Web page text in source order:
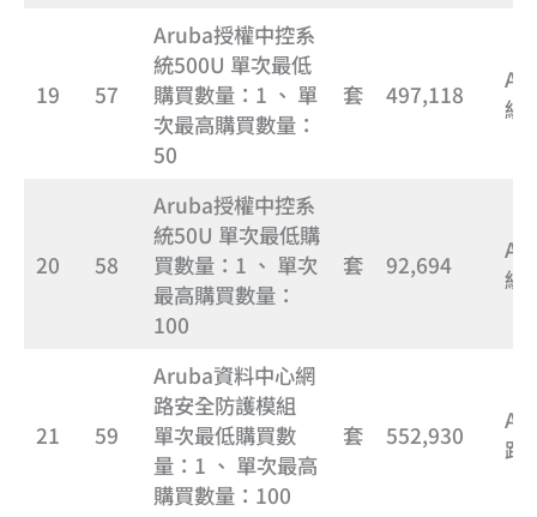
19 57
Aruba授權中控系
統500U 單次最低
購買數量：1 、 單
次最高購買數量：
50
套 497,118
統
20 58
Aruba授權中控系
統50U 單次最低購
買數量：1 、 單次
最高購買數量：
100
套 92,694
統
21 59
Aruba資料中心網
路安全防護模組
單次最低購買數
量：1 、 單次最高
購買數量：100
套 552,930
路